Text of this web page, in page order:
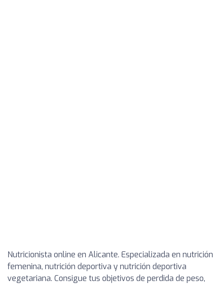
Nutricionista online en Alicante. Especializada en nutrición
femenina, nutrición deportiva y nutrición deportiva
vegetariana. Consigue tus objetivos de perdida de peso,